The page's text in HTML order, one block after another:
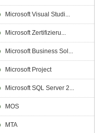
Microsoft Visual Studi...
Microsoft Zertifizieru...
Microsoft Business Sol...
Microsoft Project
Microsoft SQL Server 2...
MOS
MTA